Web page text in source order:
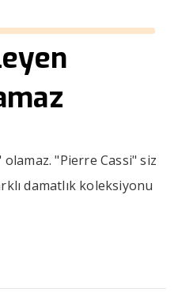
"Pierre Cassi" siz
damatlık koleksiyonu